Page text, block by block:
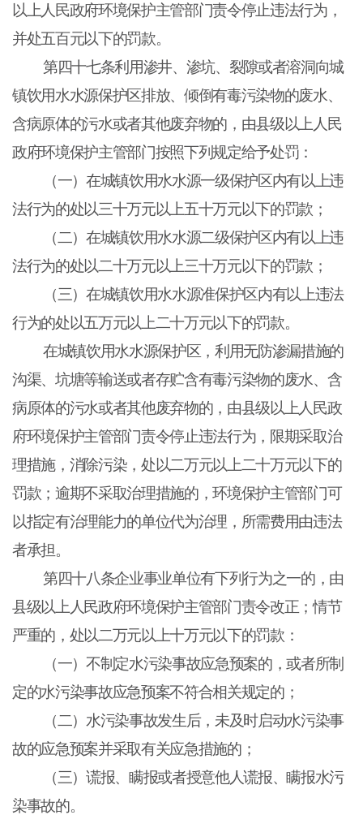
以上人民政府环境保护主管部门责令停止违法行为，
并处五百元以下的罚款。
第四十七条利用渗井、渗坑、裂隙或者溶洞向城
镇饮用水水源保护区排放、倾倒有毒污染物的废水、
含病原体的污水或者其他废弃物的，由县级以上人民
政府环境保护主管部门按照下列规定给予处罚：
（一）在城镇饮用水水源一级保护区内有以上违
法行为的处以三十万元以上五十万元以下的罚款；
（二）在城镇饮用水水源二级保护区内有以上违
法行为的处以二十万元以上三十万元以下的罚款；
（三）在城镇饮用水水源准保护区内有以上违法
行为的处以五万元以上二十万元以下的罚款。
在城镇饮用水水源保护区，利用无防渗漏措施的
沟渠、坑塘等输送或者存贮含有毒污染物的废水、含
病原体的污水或者其他废弃物的，由县级以上人民政
府环境保护主管部门责令停止违法行为，限期采取治
理措施，消除污染，处以二万元以上二十万元以下的
罚款；逾期不采取治理措施的，环境保护主管部门可
以指定有治理能力的单位代为治理，所需费用由违法
者承担。
第四十八条企业事业单位有下列行为之一的，由
县级以上人民政府环境保护主管部门责令改正；情节
严重的，处以二万元以上十万元以下的罚款：
（一）不制定水污染事故应急预案的，或者所制
定的水污染事故应急预案不符合相关规定的；
（二）水污染事故发生后，未及时启动水污染事
故的应急预案并采取有关应急措施的；
（三）谎报、瞒报或者授意他人谎报、瞒报水污
染事故的。